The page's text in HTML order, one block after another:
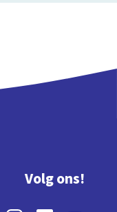
Volg ons!